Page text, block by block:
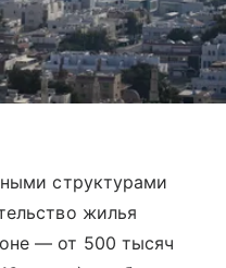
структурами
жилья
— от 500 тысяч